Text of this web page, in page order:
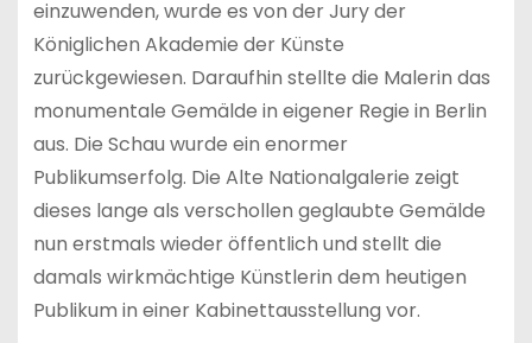
einzuwenden, wurde es von der Jury der
Königlichen Akademie der Künste
zurückgewiesen. Daraufhin stellte die Malerin das
monumentale Gemälde in eigener Regie in Berlin
aus. Die Schau wurde ein enormer
Publikumserfolg. Die Alte Nationalgalerie zeigt
dieses lange als verschollen geglaubte Gemälde
nun erstmals wieder öffentlich und stellt die
damals wirkmächtige Künstlerin dem heutigen
Publikum in einer Kabinettausstellung vor.